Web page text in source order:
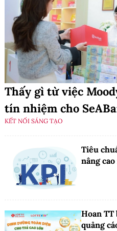
Thấy gì từ việc
tín nhiệm cho
KẾT NỐI SÁNG TẠO
Tiêu
nâng
Hoan
quảng